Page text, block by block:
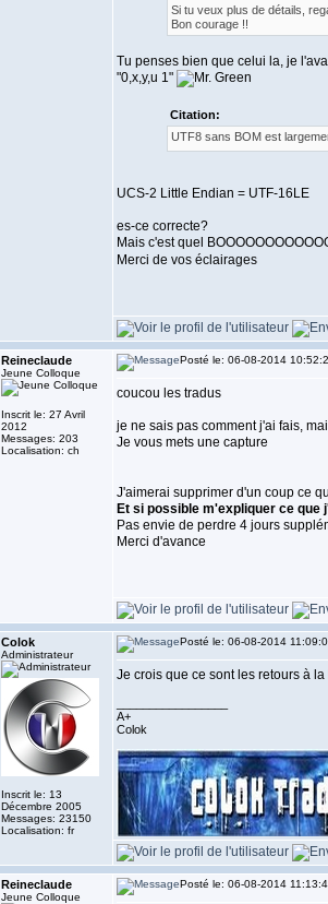
Si tu veux plus de détails,
Bon courage !!
Tu penses bien que celui la, je
"0,x,y,u 1"
Citation:
UTF8 sans BOM est
UCS-2 Little Endian = UTF-16LE
es-ce correcte?
Mais c'est quel
Merci de vos éclairages
Reineclaude
Jeune Colloque
Inscrit le: 27 Avril
2012
Messages: 203
Localisation: ch
Posté le: 06-08-2014
coucou les tradus
je ne sais pas comment j'ai fais,
Je vous mets une capture
J'aimerai supprimer d'un coup ce
Et si possible m'expliquer ce que
Pas envie de perdre 4 jours
Merci d'avance
Colok
Administrateur
Inscrit le: 13
Décembre 2005
Messages: 23150
Localisation: fr
Posté le: 06-08-2014
Je crois que ce sont les retours à
A+
Colok
Reineclaude
Jeune Colloque
Posté le: 06-08-2014